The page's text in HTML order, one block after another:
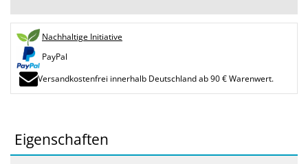
Nachhaltige Initiative
PayPal
Versandkostenfrei innerhalb Deutschland ab 90 € Warenwert.
Eigenschaften